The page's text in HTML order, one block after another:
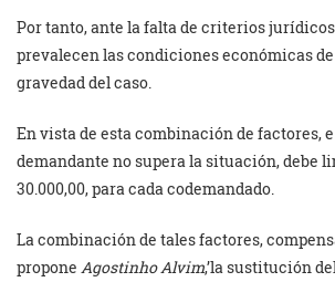
Por tanto, ante la falta de criterios
prevalecen las condiciones económicas
gravedad del caso.
En vista de esta combinación de factores,
demandante no supera la situación, debe
30.000,00, para cada codemandado.
La combinación de tales factores,
propone Agostinho Alvim,’la sustitución